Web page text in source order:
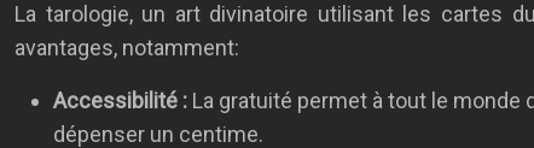
La tarologie, un art divinatoire utilisant les cartes
avantages, notamment:
Accessibilité : La gratuité permet à tout le monde
dépenser un centime.